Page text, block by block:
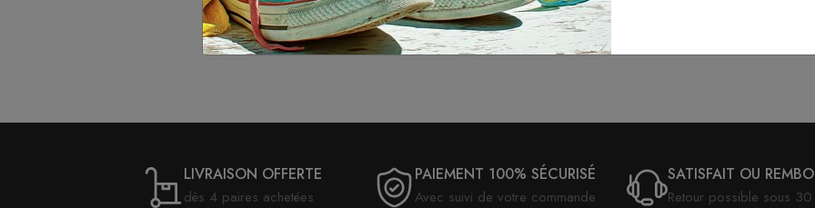
LIVRAISON OFFERTE
dès 4 paires achetées
PAIEMENT 100% SÉCURISÉ
Avec suivi de votre commande
SATISFAIT OU
Retour possible sous